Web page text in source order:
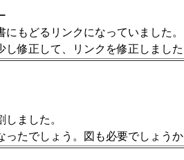
もどるリンクになっていました。
し修正して、リンクを修正しまし
ました。
ったでしょう。図も必要でしょう